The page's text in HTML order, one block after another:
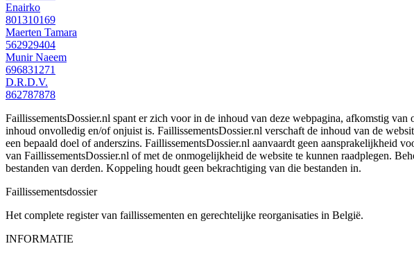
Enairko
801310169
Maerten Tamara
562929404
Munir Naeem
696831271
D.R.D.V.
862787878
FaillissementsDossier.nl spant er zich voor in de inhoud van deze webpagina, afkomstig
inhoud onvolledig en/of onjuist is. FaillissementsDossier.nl verschaft de inhoud van de
een bepaald doel of anderszins. FaillissementsDossier.nl aanvaardt geen
van FaillissementsDossier.nl of met de onmogelijkheid de website te kunnen raadplegen.
bestanden van derden. Koppeling houdt geen bekrachtiging van die bestanden in.
Faillissementsdossier
Het complete register van faillissementen en gerechtelijke reorganisaties in België.
INFORMATIE